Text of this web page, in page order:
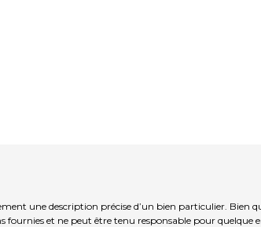
une description précise d’un bien particulier. Bien
et ne peut être tenu responsable pour quelque